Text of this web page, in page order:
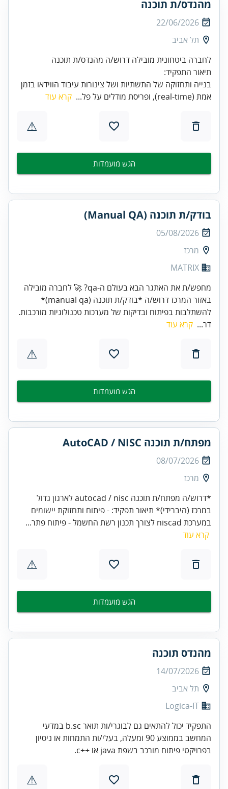
מהנדס/ת תוכנה
22/06/2026
תל אביב
תיאור התפקיד:
בנייה ותחזוקה של התשתיות ושל צינורות עיבוד הווידאו בזמן
אמת (real‑time), ופריסת מודלים על פל...
קרא עוד
⚠
הגש מועמדות
בודק/ת תוכנה (Manual QA)
05/08/2026
מרכז
MATRIX
מחפש/ת את האתגר הבא בעולם ה-qa? 🚀 לחברה מובילה
באזור המרכז דרוש/ה *בודק/ת תוכנה (manual qa)*
להשתלבות בפיתוח ובדיקות של מערכות טכנולוגיות מורכבות.
דר... קרא עוד
⚠
הגש מועמדות
מפתח/ת תוכנה AutoCAD / NISC
08/07/2026
מרכז
*דרוש/ה מפתח/ת תוכנה autocad / nisc לארגון גדול
במרכז (היברידי)* תיאור תפקיד: - פיתוח ותחזוקת יישומים
במערכת niscad לצורך תכנון רשת החשמל - פיתוח פתר...
קרא עוד
⚠
הגש מועמדות
מהנדס תוכנה
14/07/2026
תל אביב
Logica-IT
התפקיד יכול להתאים גם לבוגרי/ות תואר b.sc במדעי
המחשב בממוצע 90 ומעלה, בעלי/ות התמחות או ניסיון
בפרויקטי פיתוח מורכב בשפת java או ++c.
⚠